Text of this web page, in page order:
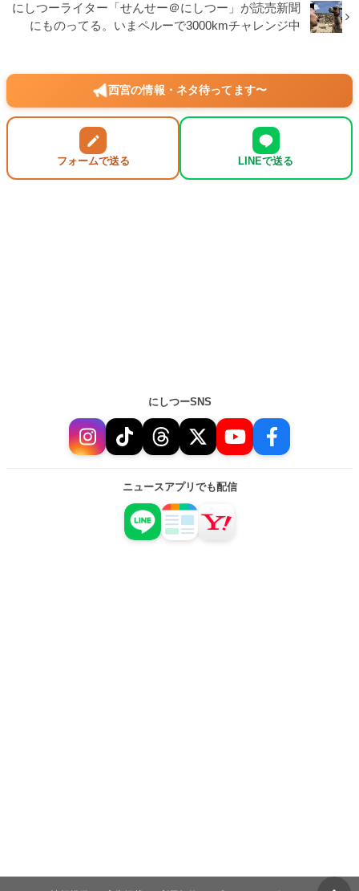
にしつーライター「せんせー＠にしつー」が読売新聞
にものってる。いまペルーで3000kmチャレンジ中
西宮の情報・ネタ待ってます〜
フォームで送る LINEで送る
にしつーSNS
ニュースアプリでも配信